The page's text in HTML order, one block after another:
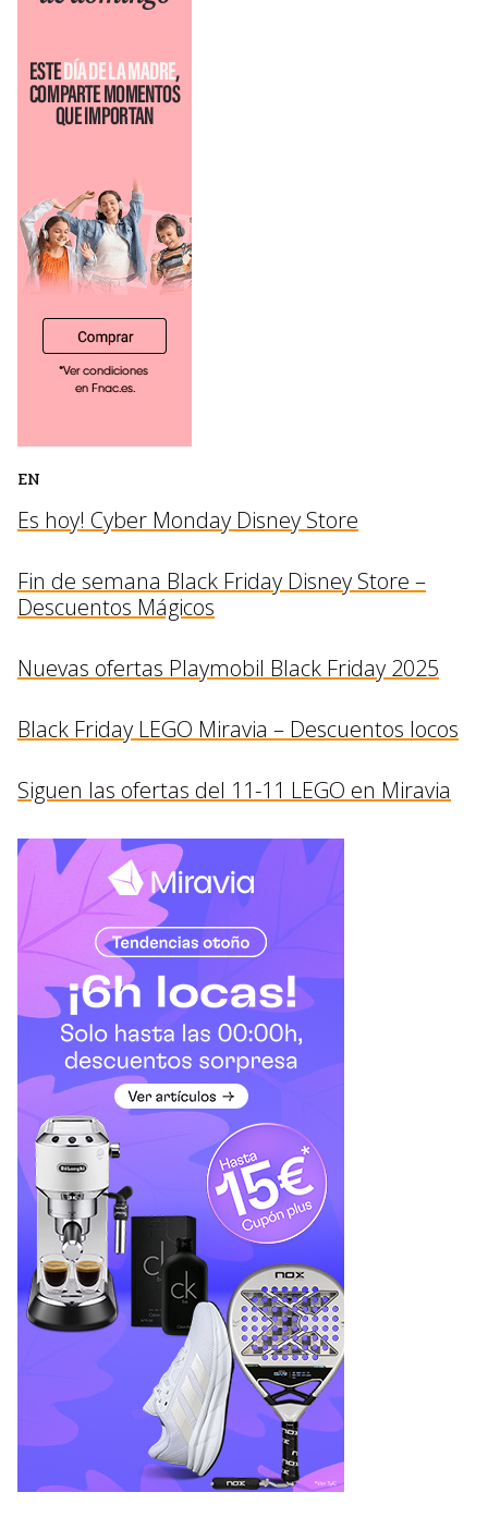
EN
Es hoy! Cyber Monday Disney Store
Fin de semana Black Friday Disney Store –
Descuentos Mágicos
Nuevas ofertas Playmobil Black Friday 2025
Black Friday LEGO Miravia – Descuentos locos
Siguen las ofertas del 11-11 LEGO en Miravia